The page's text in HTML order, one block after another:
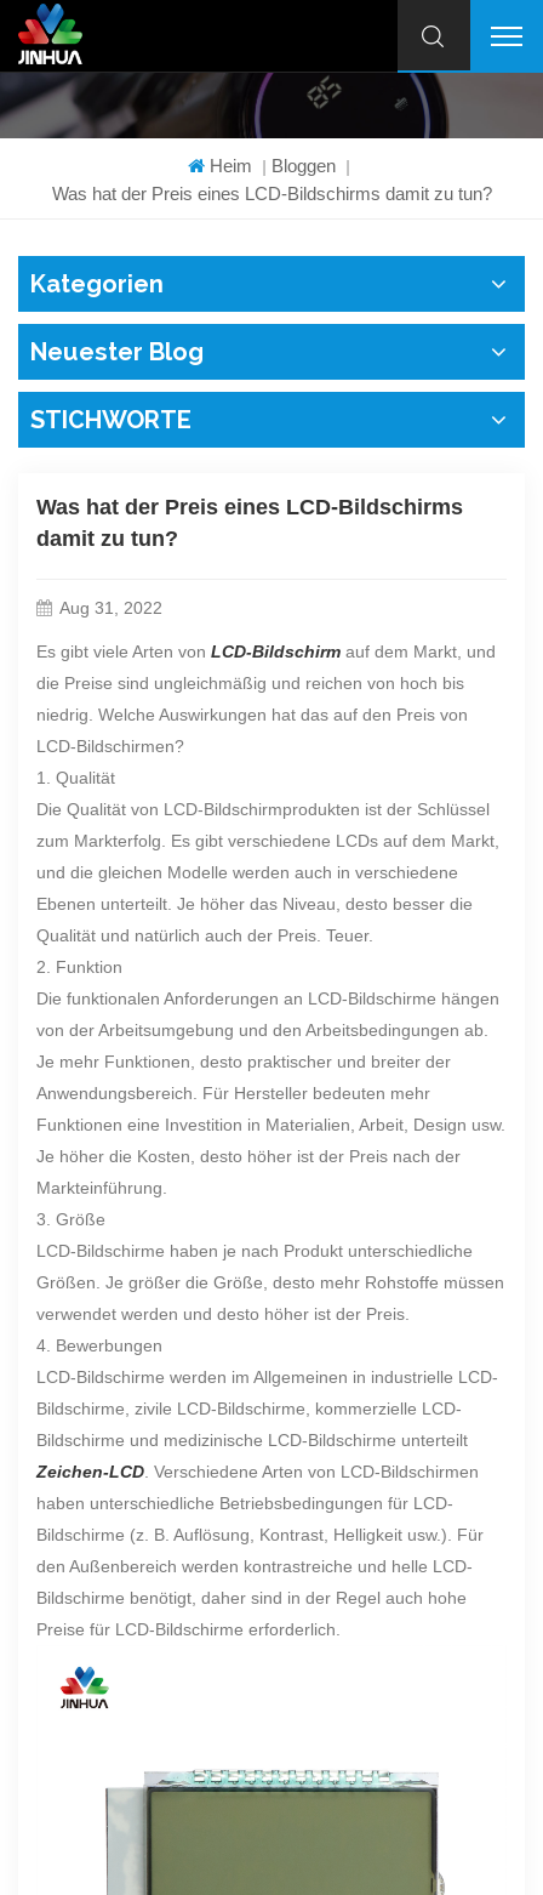
Heim | Bloggen |
Was hat der Preis eines LCD-Bildschirms damit zu tun?
Kategorien
Neuester Blog
STICHWORTE
Was hat der Preis eines LCD-Bildschirms
damit zu tun?
Aug 31, 2022
Es gibt viele Arten von LCD-Bildschirm auf dem Markt, und
die Preise sind ungleichmäßig und reichen von hoch bis
niedrig. Welche Auswirkungen hat das auf den Preis von
LCD-Bildschirmen?
1. Qualität
Die Qualität von LCD-Bildschirmprodukten ist der Schlüssel
zum Markterfolg. Es gibt verschiedene LCDs auf dem Markt,
und die gleichen Modelle werden auch in verschiedene
Ebenen unterteilt. Je höher das Niveau, desto besser die
Qualität und natürlich auch der Preis. Teuer.
2. Funktion
Die funktionalen Anforderungen an LCD-Bildschirme hängen
von der Arbeitsumgebung und den Arbeitsbedingungen ab.
Je mehr Funktionen, desto praktischer und breiter der
Anwendungsbereich. Für Hersteller bedeuten mehr
Funktionen eine Investition in Materialien, Arbeit, Design usw.
Je höher die Kosten, desto höher ist der Preis nach der
Markteinführung.
3. Größe
LCD-Bildschirme haben je nach Produkt unterschiedliche
Größen. Je größer die Größe, desto mehr Rohstoffe müssen
verwendet werden und desto höher ist der Preis.
4. Bewerbungen
LCD-Bildschirme werden im Allgemeinen in industrielle LCD-
Bildschirme, zivile LCD-Bildschirme, kommerzielle LCD-
Bildschirme und medizinische LCD-Bildschirme unterteilt
Zeichen-LCD . Verschiedene Arten von LCD-Bildschirmen
haben unterschiedliche Betriebsbedingungen für LCD-
Bildschirme (z. B. Auflösung, Kontrast, Helligkeit usw.). Für
den Außenbereich werden kontrastreiche und helle LCD-
Bildschirme benötigt, daher sind in der Regel auch hohe
Preise für LCD-Bildschirme erforderlich.